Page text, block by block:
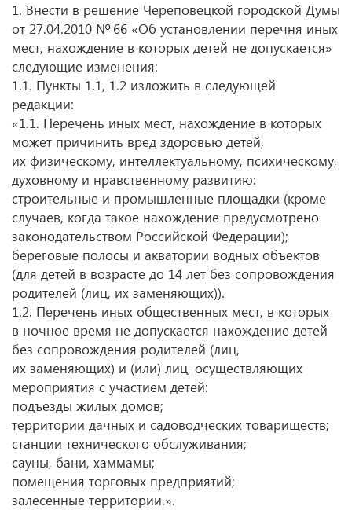
1. Внести в решение Череповецкой городской Думы
от 27.04.2010 № 66 «Об установлении перечня иных
мест, нахождение в которых детей не допускается»
следующие изменения:
1.1. Пункты 1.1, 1.2 изложить в следующей
редакции:
«1.1. Перечень иных мест, нахождение в которых
может причинить вред здоровью детей,
их физическому, интеллектуальному, психическому,
духовному и нравственному развитию:
строительные и промышленные площадки (кроме
случаев, когда такое нахождение предусмотрено
законодательством Российской Федерации);
береговые полосы и акватории водных объектов
(для детей в возрасте до 14 лет без сопровождения
родителей (лиц, их заменяющих)).
1.2. Перечень иных общественных мест, в которых
в ночное время не допускается нахождение детей
без сопровождения родителей (лиц,
их заменяющих) и (или) лиц, осуществляющих
мероприятия с участием детей:
подъезды жилых домов;
территории дачных и садоводческих товариществ;
станции технического обслуживания;
сауны, бани, хаммамы;
помещения торговых предприятий;
залесенные территории.».